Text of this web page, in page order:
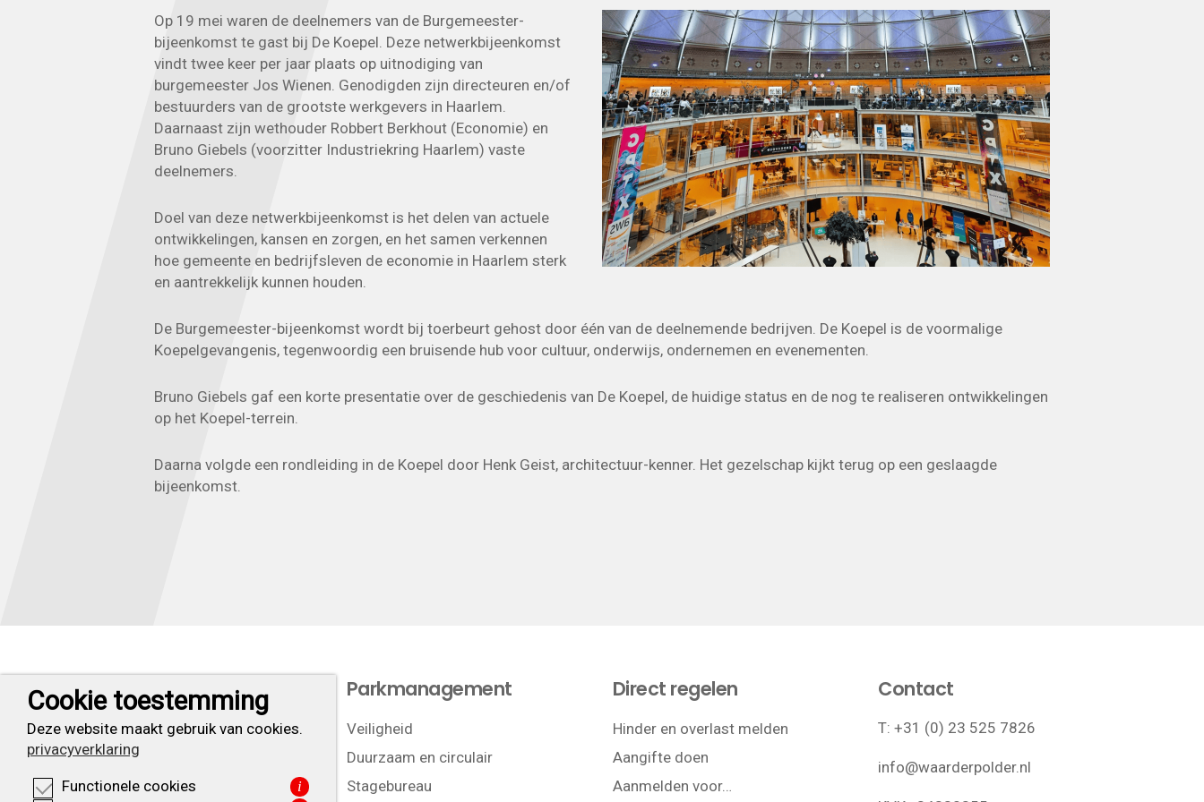
Op 19 mei waren de deelnemers van de Burgemeester-
bijeenkomst te gast bij De Koepel. Deze netwerkbijeenkomst
vindt twee keer per jaar plaats op uitnodiging van
burgemeester Jos Wienen. Genodigden zijn directeuren en/of
bestuurders van de grootste werkgevers in Haarlem.
Daarnaast zijn wethouder Robbert Berkhout (Economie) en
Bruno Giebels (voorzitter Industriekring Haarlem) vaste
deelnemers.
Doel van deze netwerkbijeenkomst is het delen van actuele
ontwikkelingen, kansen en zorgen, en het samen verkennen
hoe gemeente en bedrijfsleven de economie in Haarlem sterk
en aantrekkelijk kunnen houden.
De Burgemeester-bijeenkomst wordt bij toerbeurt gehost door één van de deelnemende bedrijven. De Koepel is de voormalige
Koepelgevangenis, tegenwoordig een bruisende hub voor cultuur, onderwijs, ondernemen en evenementen.
Bruno Giebels gaf een korte presentatie over de geschiedenis van De Koepel, de huidige status en de nog te realiseren ontwikkelingen
op het Koepel-terrein.
Daarna volgde een rondleiding in de Koepel door Henk Geist, architectuur-kenner. Het gezelschap kijkt terug op een geslaagde
bijeenkomst.
Let’s do business
Ligging
Parkmanagement
Veiligheid
Duurzaam en circulair
Stagebureau
Direct regelen
Hinder en overlast melden
Aangifte doen
Aanmelden voor…
Contact
T:+31 (0) 23 525 7826
info@waarderpolder.nl
Cookie toestemming
Deze website maakt gebruik van cookies.
privacyverklaring
Functionele cookies i